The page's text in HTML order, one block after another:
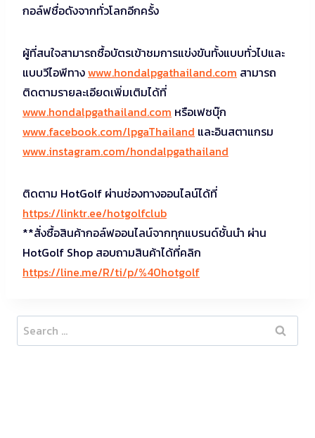
กอล์ฟชื่อดังจากทั่วโลกอีกครั้ง
ผู้ที่สนใจสามารถซื้อบัตรเข้าชมการแข่งขันทั้งแบบทั่วไปและ
แบบวีไอพีทางwww.hondalpgathailand.com สามารถ
ติดตามรายละเอียดเพิ่มเติมได้ที่
www.hondalpgathailand.com หรือเฟซบุ๊ก
www.facebook.com/lpgaThailand และอินสตาแกรม
www.instagram.com/hondalpgathailand
ติดตาม HotGolf ผ่านช่องทางออนไลน์ได้ที่
https://linktr.ee/hotgolfclub
**สั่งซื้อสินค้ากอล์ฟออนไลน์จากทุกแบรนด์ชั้นนำ ผ่าน
HotGolf Shop สอบถามสินค้าได้ที่คลิก
https://line.me/R/ti/p/%40hotgolf
Search
for: